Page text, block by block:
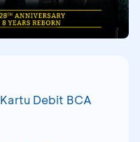
Kartu Debit BCA